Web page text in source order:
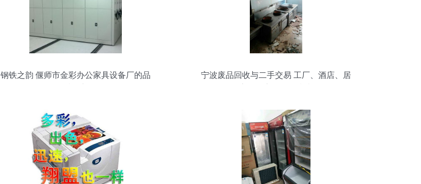
钢铁之韵 偃师市金彩办公家具设备厂的品
宁波废品回收与二手交易 工厂、酒店、居